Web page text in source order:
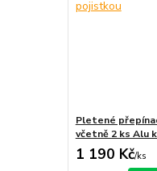
Pletené
včetně 2 ks Alu
1 190 Kč/ks